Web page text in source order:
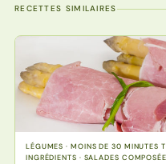
RECETTES SIMILAIRES
LÉGUMES · MOINS DE 30 MINUTES
INGRÉDIENTS · SALADES